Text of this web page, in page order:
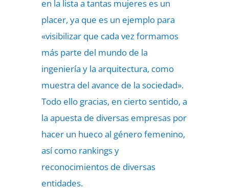
en la lista a tantas mujeres es un
placer, ya que es un ejemplo para
«visibilizar que cada vez formamos
más parte del mundo de la
ingeniería y la arquitectura, como
muestra del avance de la sociedad».
Todo ello gracias, en cierto sentido, a
la apuesta de diversas empresas por
hacer un hueco al género femenino,
así como rankings y
reconocimientos de diversas
entidades.